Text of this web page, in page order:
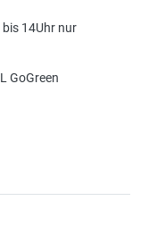
14Uhr nur
GoGreen